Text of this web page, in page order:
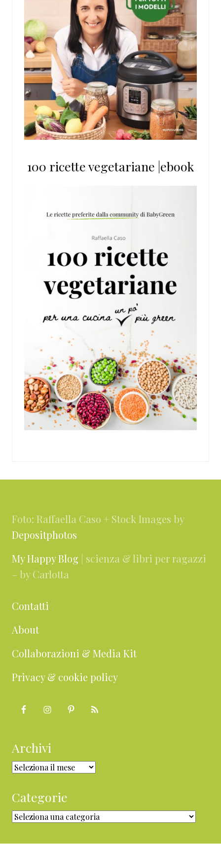
100 ricette vegetariane |ebook
Foto: Raffaella Caso + Stock Images by
Depositphotos
My Happy Blog | scienza & libri per ragazzi
– by Carlotta
Contatti
About
Collaborazioni & Media Kit
Privacy & cookie policy
Archivi
Archivi
Categorie
Categorie